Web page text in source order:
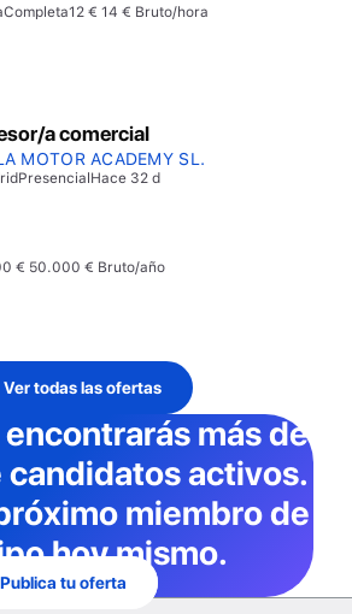
Completa12 € 14 € Bruto/hora
a comercial
MOTOR ACADEMY SL.
PresencialHace 32 d
€ 50.000 € Bruto/año
Ver todas las ofertas
encontrarás más de
candidatos activos.
miembro de
hoy mismo.
Publica tu oferta